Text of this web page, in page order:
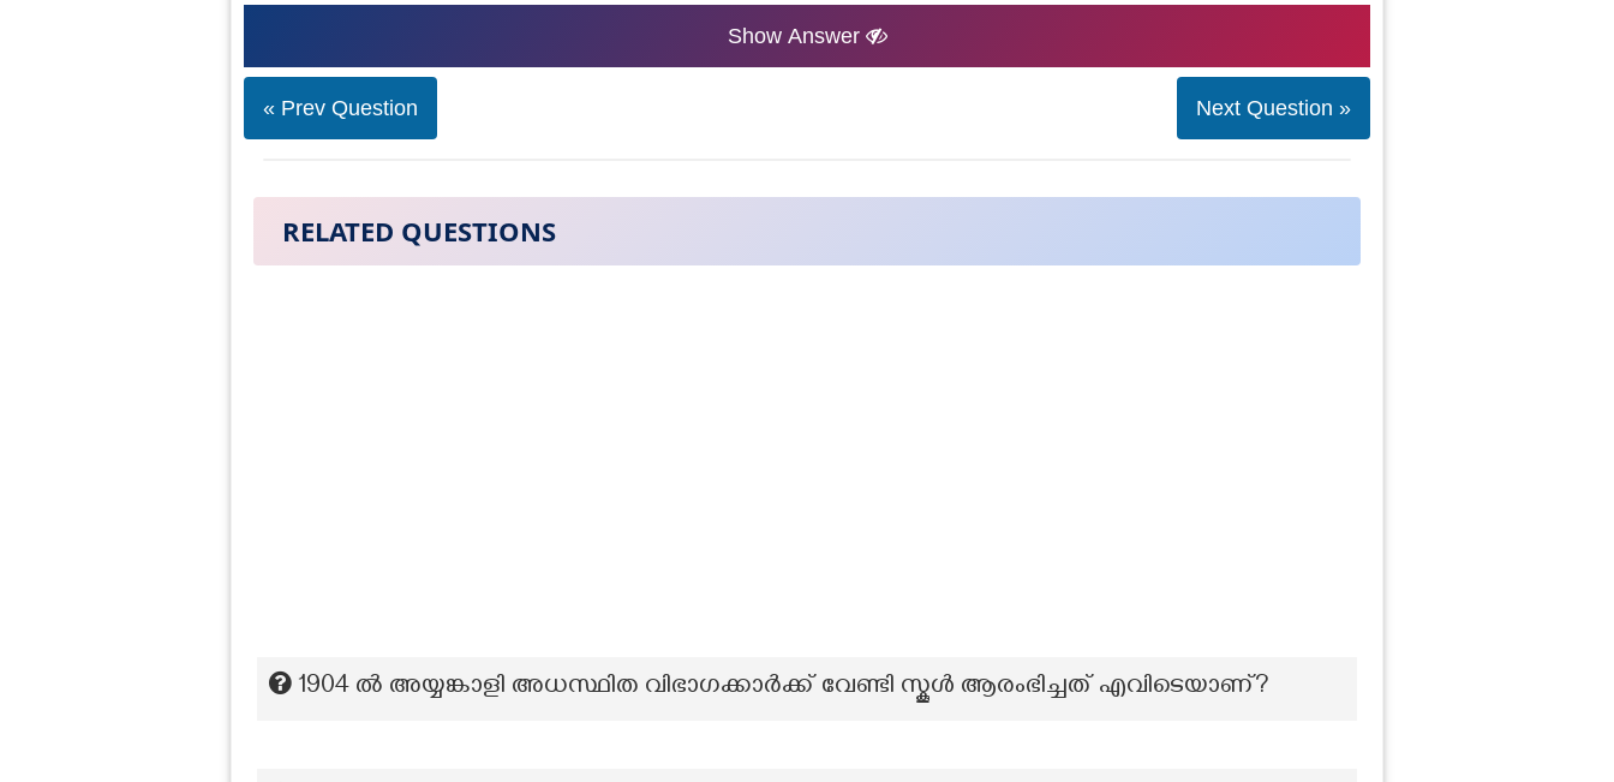
Show Answer
« Prev Question Next Question »
RELATED QUESTIONS
1904 ല്‍ അയ്യങ്കാളി അധസ്ഥിത വിഭാഗക്കാര്‍ക്ക് വേണ്ടി സ്കൂള്‍ ആരംഭിച്ചത് എവിടെയാണ്?